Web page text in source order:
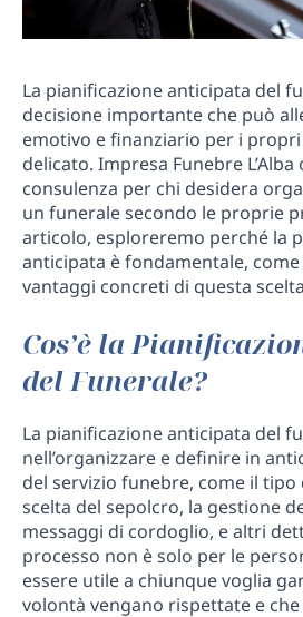
La pianificazione anticipata del
decisione importante che può
emotivo e finanziario per i
delicato. Impresa Funebre
consulenza per chi desidera
un funerale secondo le proprie
articolo, esploreremo perché la
anticipata è fondamentale,
vantaggi concreti di questa
Cos’è la
del Funerale?
La pianificazione anticipata del
nell’organizzare e definire in
del servizio funebre, come il tipo
scelta del sepolcro, la gestione
messaggi di cordoglio, e altri
processo non è solo per le
essere utile a chiunque voglia
volontà vengano rispettate e